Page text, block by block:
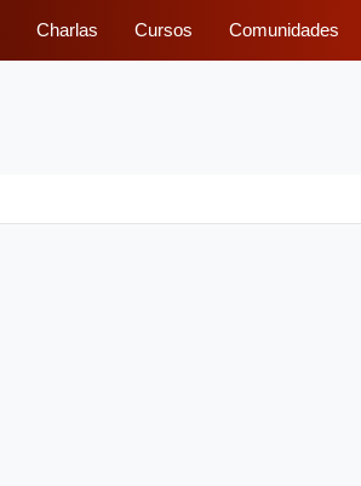
Charlas Cursos Comunidades